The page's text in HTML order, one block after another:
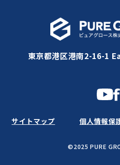
東京都港区港南2-16-1
©2025 PURE
サイトマップ 個人情報保